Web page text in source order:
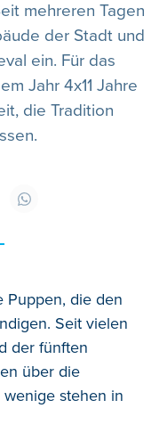
mehreren Tagen
der Stadt und
ein. Für das
Jahr 4x11 Jahre
die Tradition
Puppen, die den
Seit vielen
der fünften
über die
stehen in